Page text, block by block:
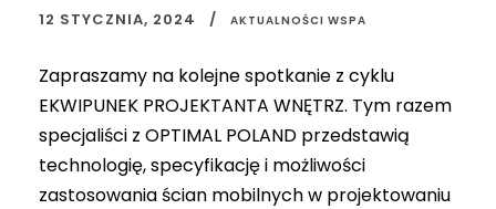
12 STYCZNIA, 2024 AKTUALNOŚCI WSPA
Zapraszamy na kolejne spotkanie z cyklu
EKWIPUNEK PROJEKTANTA WNĘTRZ. Tym razem
specjaliści z OPTIMAL POLAND przedstawią
technologię, specyfikację i możliwości
zastosowania ścian mobilnych w projektowaniu